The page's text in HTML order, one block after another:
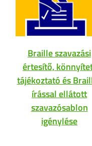
Braille szavazási
értesítő,
tájékoztató és
írással ellátott
szavazósablon
igénylése